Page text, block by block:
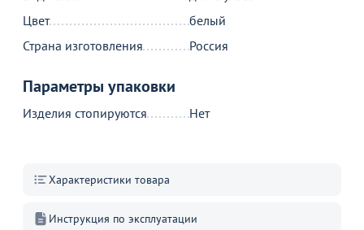
Цвет
белый
Страна изготовления
Россия
Параметры упаковки
Изделия стопируются Нет
Характеристики товара
Инструкция по эксплуатации
В корзине
Продолжить покупки
С этим товаром покупают